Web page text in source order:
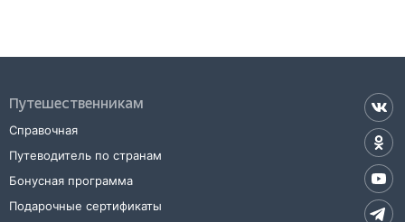
Путешественникам
Справочная
Путеводитель по странам
Бонусная программа
Подарочные сертификаты